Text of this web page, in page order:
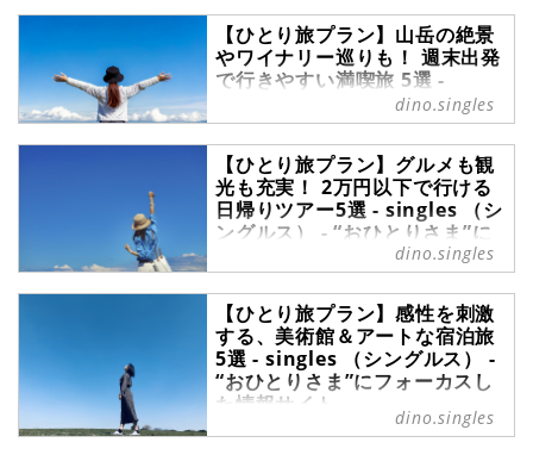
【ひとり旅プラン】山岳の絶景
やワイナリー巡りも！ 週末出発
で行きやすい満喫旅 5選 -
singles （シングルス） - “おひ
とりさま”にフォーカスした情報
サイト
「旅行に行きたい！」と思ったとき
に、参加しやすいのが週末出発のツ
アーです。週末出発であれば、土日
または土日に休みを追加して行ける
ので予定が組みやすいでしょう。平
日仕事を頑張った自分へのごほうび
に、週末の1人旅行でリフレッシュ
してみてはいかがでしょうか。本記
事では、週末出発で行きやすく、休
みを満喫できるツアーをピックアッ
プしました。充実の週末ひとり旅を
探している人は、ぜひ参考にしてく
dino.singles
【ひとり旅プラン】グルメも観
光も充実！ 2万円以下で行ける
日帰りツアー5選 - singles （シ
ングルス） - “おひとりさま”に
フォーカスした情報サイト
一人ではなかなか予約しづらい場所
や体験できないことをするには、ツ
アー旅行が便利です。日帰りツアー
なら、休日を利用してサクッと手軽
に参加できるのではないでしょう
か。2万円以下の日帰りツアーには
充実した内容のものがたくさんあり
dino.singles
【ひとり旅プラン】感性を刺激
する、美術館＆アートな宿泊旅
5選 - singles （シングルス） -
“おひとりさま”にフォーカスし
た情報サイト
新たな発見や気付きをもたらすアー
dino.singles